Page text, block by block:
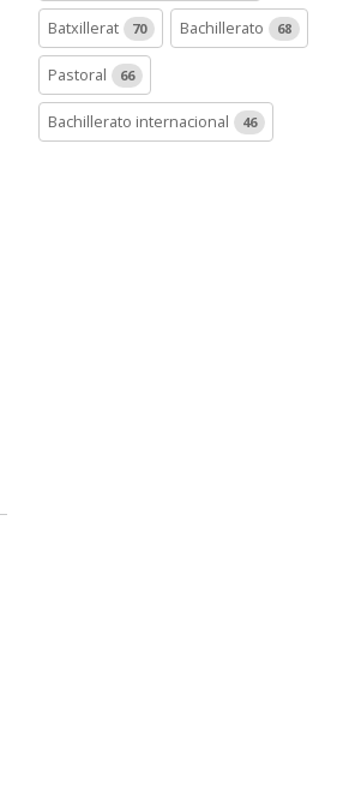
Batxillerat 70 Bachillerato 68
Pastoral 66
Bachillerato internacional 46